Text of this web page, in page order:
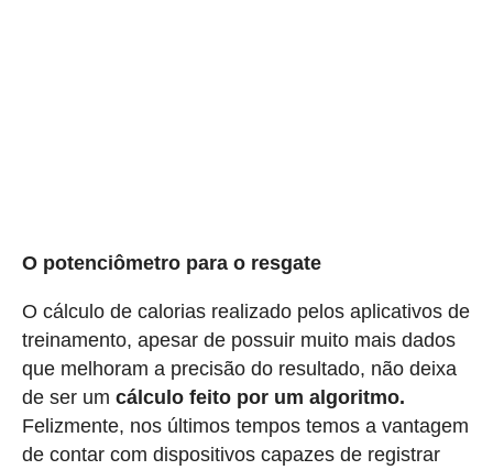
O potenciômetro para o resgate
O cálculo de calorias realizado pelos aplicativos de
treinamento, apesar de possuir muito mais dados
que melhoram a precisão do resultado, não deixa
de ser um cálculo feito por um algoritmo.
Felizmente, nos últimos tempos temos a vantagem
de contar com dispositivos capazes de registrar